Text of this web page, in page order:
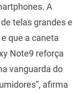
A
telas grandes e
que a caneta
Note9 reforça
vanguarda do
afirma